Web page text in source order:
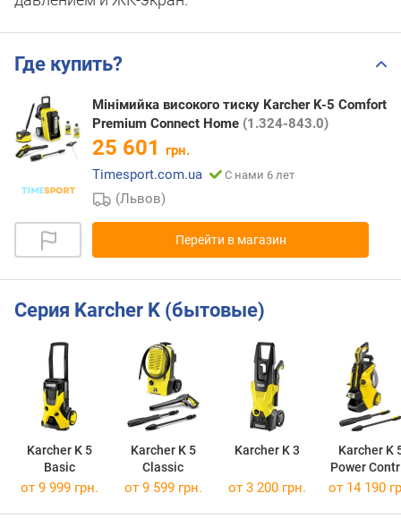
Где купить?
Мінімийка високого тиску Karcher K-5 Comfort
Premium Connect Home (1.324-843.0)
25 601 грн.
Timesport.com.ua
С нами 6 лет
(Львов)
Перейти в магазин
Серия Karcher K (бытовые)
Karcher K 5
Basic
Karcher K 5
Classic
Karcher K 3
Karcher K
Power
Flex
от 9 999 грн. от 9 599 грн. от 3 200 грн. от 14 190